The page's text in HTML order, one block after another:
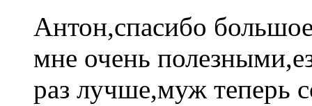
Антон,спасибо
мне очень
раз лучше,муж теперь